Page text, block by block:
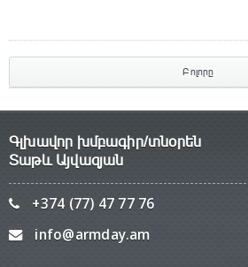
Բոլորը
Գլխավոր խմբագիր/տնօրեն
Տաթև Այվազյան
+374 (77) 47 77 76
info@armday.am